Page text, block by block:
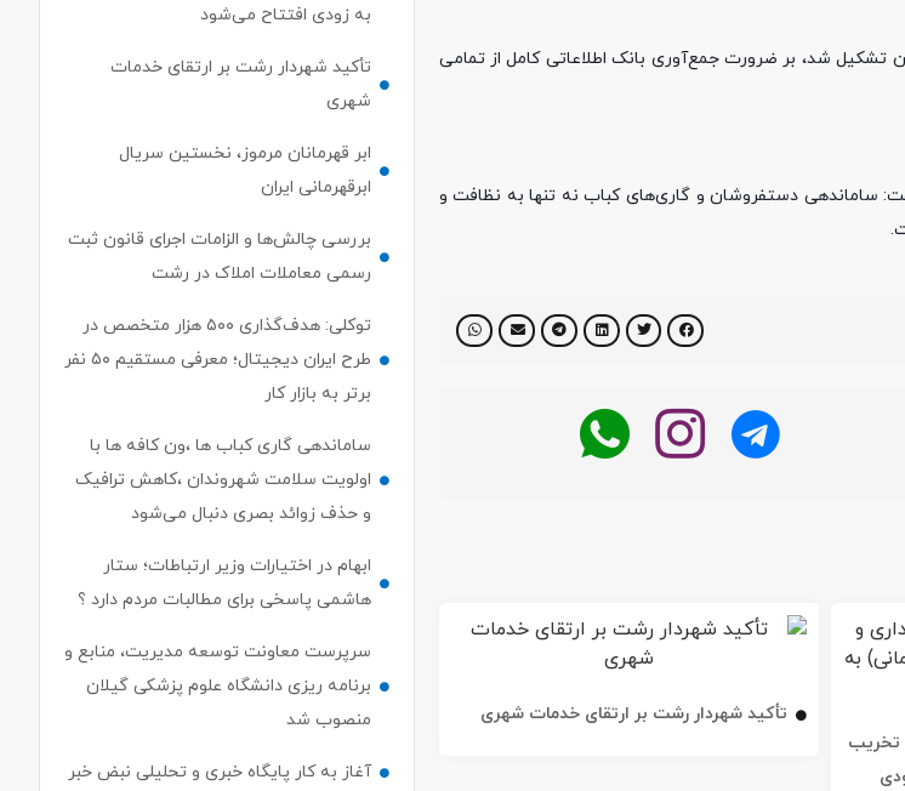
شد، بر ضرورت جمع‌آوری بانک اطلاعاتی کامل از تمامی
ساماندهی دستفروشان و گاری‌های کباب نه تنها به نظافت و
تخریب
تأکید شهردار رشت بر ارتقای خدمات شهری
به زودی افتتاح می‌شود
تأکید شهردار رشت بر ارتقای خدمات
شهری
ابر قهرمانان مرموز، نخستین سریال
ابرقهرمانی ایران
بررسی چالش‌ها و الزامات اجرای قانون ثبت
رسمی معاملات املاک در رشت
توکلی: هدف‌گذاری ۵۰۰ هزار متخصص در
طرح ایران دیجیتال؛ معرفی مستقیم ۵۰ نفر
برتر به بازار کار
ساماندهی گاری کباب ها ،ون کافه ها با
اولویت سلامت شهروندان ،کاهش ترافیک
و حذف زوائد بصری دنبال می‌شود
ابهام در اختیارات وزیر ارتباطات؛ ستار
هاشمی پاسخی برای مطالبات مردم دارد ؟
سرپرست معاونت توسعه مدیریت، منابع و
برنامه ریزی دانشگاه علوم پزشکی گیلان
منصوب شد
آغاز به کار پایگاه خبری و تحلیلی نبض خبر